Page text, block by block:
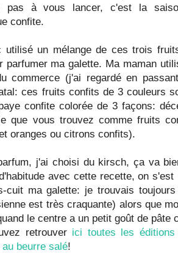
pas à vous lancer, c'est la
confite.
utilisé un mélange de ces trois
parfumer ma galette. Ma maman
commerce (j'ai regardé en
ces fruits confits de 3 couleurs
confite colorée de 3 façons:
que vous trouvez comme fruits
oranges ou citrons confits).
j'ai choisi du kirsch, ça va
avec cette recette, on
cuit ma galette: je trouvais
est très craquante) alors que
le centre a un petit goût de pâte
retrouver ici toutes les
au beurre salé!